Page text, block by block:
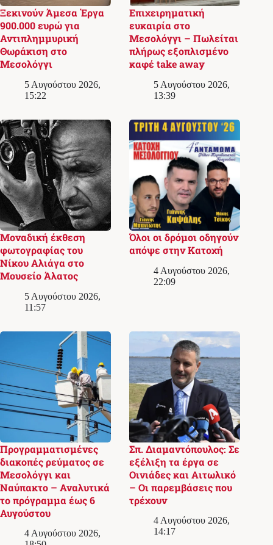
Ξεκινούν Άμεσα Έργα
900.000 ευρώ για
Αντιπλημμυρική
Θωράκιση στο
Μεσολόγγι
5 Αυγούστου 2026,
15:22
Επιχειρηματική
ευκαιρία στο
Μεσολόγγι – Πωλείται
πλήρως εξοπλισμένο
καφέ take away
5 Αυγούστου 2026,
13:39
Μοναδική έκθεση
φωτογραφίας του
Νίκου Αλιάγα στο
Μουσείο Άλατος
5 Αυγούστου 2026,
11:57
Όλοι οι δρόμοι οδηγούν
απόψε στην Κατοχή
4 Αυγούστου 2026,
22:09
Προγραμματισμένες
διακοπές ρεύματος σε
Μεσολόγγι και
Ναύπακτο – Αναλυτικά
το πρόγραμμα έως 6
Αυγούστου
4 Αυγούστου 2026,
Σπ. Διαμαντόπουλος: Σε
εξέλιξη τα έργα σε
Οινιάδες και Αιτωλικό
– Οι παρεμβάσεις που
τρέχουν
4 Αυγούστου 2026,
14:17